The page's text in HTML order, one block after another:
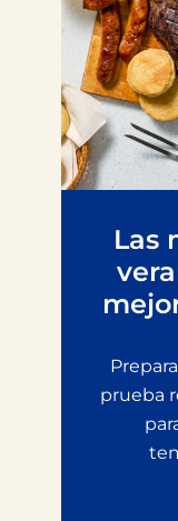
Las
prueba